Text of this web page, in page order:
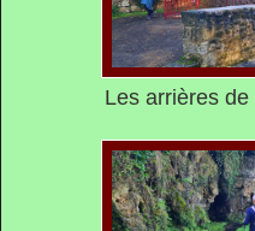
Les arrières